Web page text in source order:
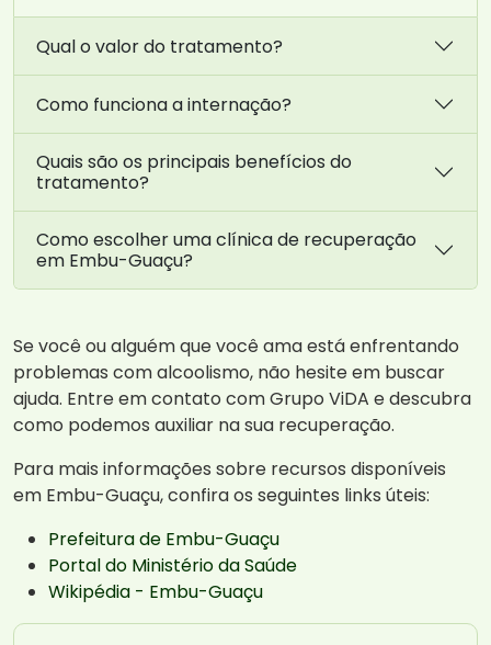
Qual o valor do tratamento?
Como funciona a internação?
Quais são os principais benefícios do
tratamento?
Como escolher uma clínica de recuperação
em Embu-Guaçu?
Se você ou alguém que você ama está enfrentando
problemas com alcoolismo, não hesite em buscar
ajuda. Entre em contato com Grupo ViDA e descubra
como podemos auxiliar na sua recuperação.
Para mais informações sobre recursos disponíveis
em Embu-Guaçu, confira os seguintes links úteis:
Prefeitura de Embu-Guaçu
Portal do Ministério da Saúde
Wikipédia - Embu-Guaçu